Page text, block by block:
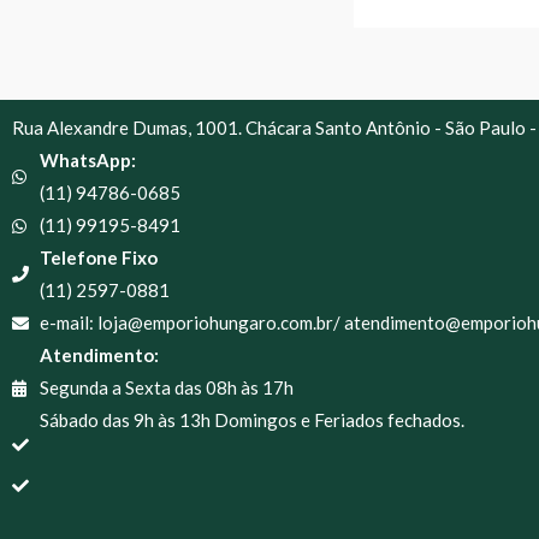
Rua Alexandre Dumas, 1001. Chácara Santo Antônio - São Paulo -
WhatsApp:
(11) 94786-0685
(11) 99195-8491
Telefone Fixo
(11) 2597-0881
e-mail: loja@emporiohungaro.com.br/
Atendimento:
Segunda a Sexta das 08h às 17h
Sábado das 9h às 13h Domingos e Feriados fechados.